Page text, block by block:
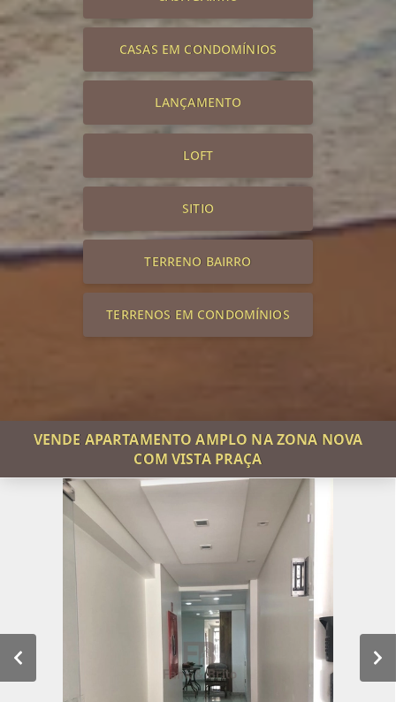
CASAS EM CONDOMÍNIOS
LANÇAMENTO
LOFT
SITIO
TERRENO BAIRRO
TERRENOS EM CONDOMÍNIOS
VENDE APARTAMENTO AMPLO NA ZONA NOVA
COM VISTA PRAÇA